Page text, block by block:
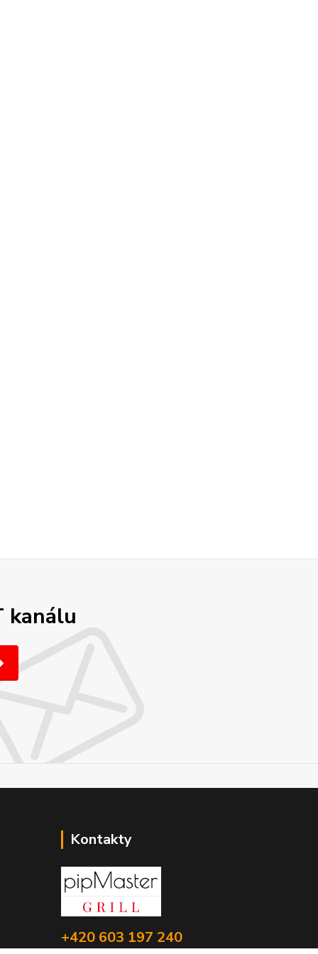
kanálu
Kontakty
+420 603 197 240